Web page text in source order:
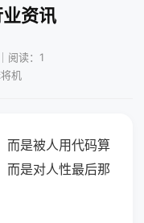
资讯
阅读：1
机
而是被人用代码算
而是对人性最后那